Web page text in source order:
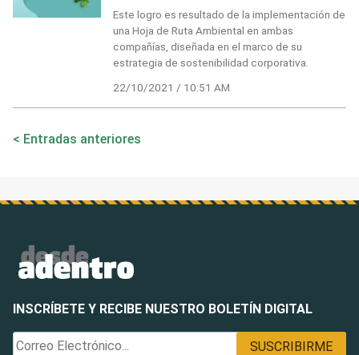
Este logro es resultado de la implementación de
una Hoja de Ruta Ambiental en ambas
compañías, diseñada en el marco de su
estrategia de sostenibilidad corporativa.
22/10/2021 / 10:51 AM
Navegación
Entradas anteriores
INSCRÍBETE Y RECIBE NUESTRO BOLETÍN DIGITAL